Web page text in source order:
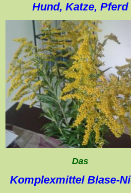
Hund, Katze, Pferd
Das
Komplexmittel Blase-